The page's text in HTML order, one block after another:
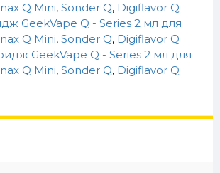
Q Mini, Sonder Q, Digiflavor Q
GeekVape Q - Series 2 мл для
Q Mini, Sonder Q, Digiflavor Q
GeekVape Q - Series 2 мл для
Q Mini, Sonder Q, Digiflavor Q